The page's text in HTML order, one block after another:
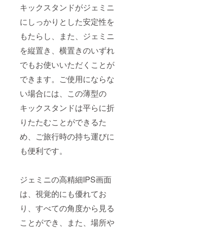
キックスタンドがジェミニ
にしっかりとした安定性を
もたらし、また、ジェミニ
を縦置き、横置きのいずれ
でもお使いいただくことが
できます。ご使用にならな
い場合には、この薄型の
キックスタンドは平らに折
りたたむことができるた
め、ご旅行時の持ち運びに
も便利です。
ジェミニの高精細IPS画面
は、視覚的にも優れてお
り、すべての角度から見る
ことができ、また、場所や